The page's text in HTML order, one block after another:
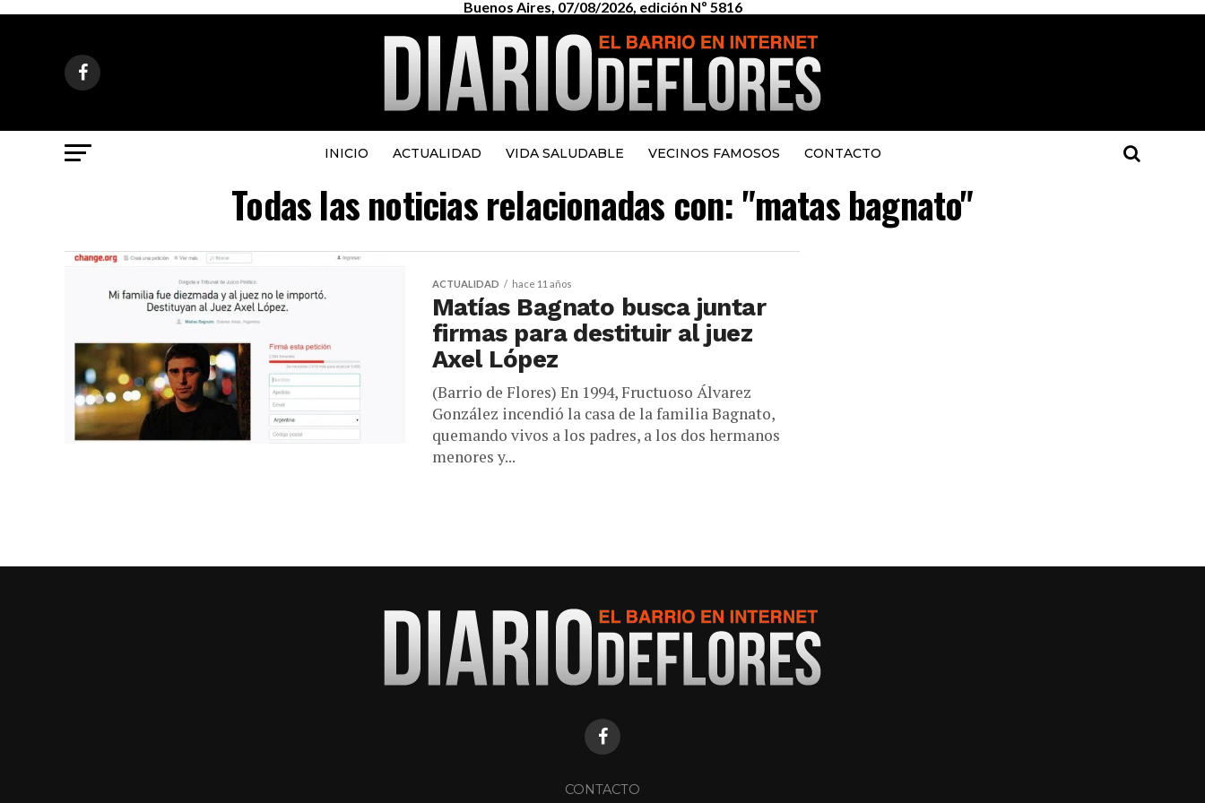
Buenos Aires, 07/08/2026, edición Nº 5816
INICIO ACTUALIDAD VIDA SALUDABLE VECINOS FAMOSOS CONTACTO
Todas las noticias relacionadas con: "matas bagnato"
ACTUALIDAD hace 11 años
Matías Bagnato busca juntar
firmas para destituir al juez
Axel López
(Barrio de Flores) En 1994, Fructuoso Álvarez
González incendió la casa de la familia Bagnato,
quemando vivos a los padres, a los dos hermanos
menores y...
CONTACTO